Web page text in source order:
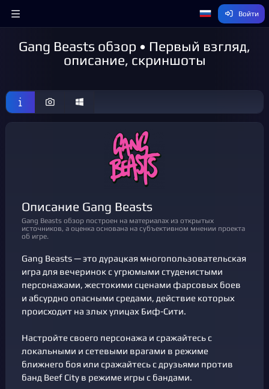
Войти
Gang Beasts обзор • Первый взгляд,
описание, скриншоты
Описание Gang Beasts
Gang Beasts обзор построен на материалах из открытых
источников, а оценка основана на субъективном мнении проекта
об игре.
Gang Beasts — это дурацкая многопользовательская
игра для вечеринок с угрюмыми студенистыми
персонажами, жестокими сценами фарсовых боев
и абсурдно опасными средами, действие которых
происходит на злых улицах Биф-Сити.
Настройте своего персонажа и сражайтесь с
локальными и сетевыми врагами в режиме
ближнего боя или сражайтесь с друзьями против
банд Beef City в режиме игры с бандами.